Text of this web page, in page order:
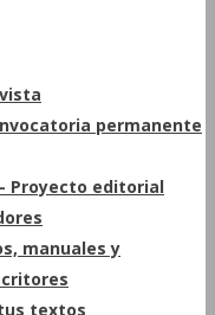
permanente
Proyecto editorial
manuales y
textos